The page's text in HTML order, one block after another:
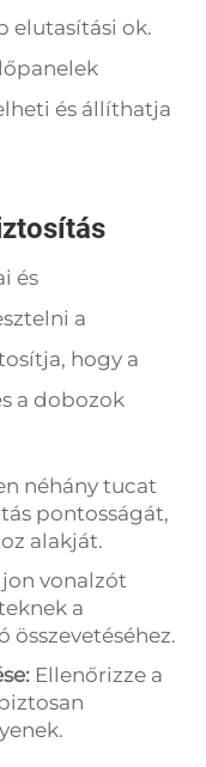
elutasítási ok.
és állíthatja
és
a
hogy a
a dobozok
néhány tucat
pontosságát,
alakját.
vonalzót
a
összevetéséhez.
Ellenőrizze a